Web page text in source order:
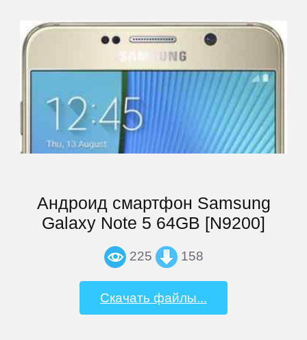
Андроид смартфон Samsung
Galaxy Note 5 64GB [N9200]
225 158
Скачать файлы...
Armix
Noble